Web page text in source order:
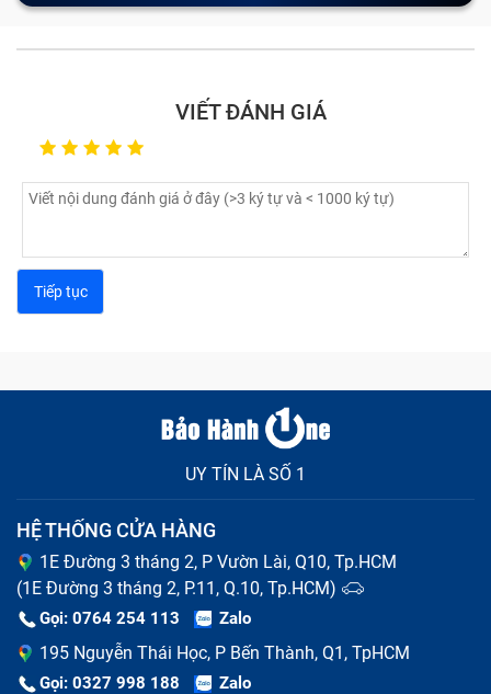
VIẾT ĐÁNH GIÁ
UY TÍN LÀ SỐ 1
HỆ THỐNG CỬA HÀNG
1E Đường 3 tháng 2, P Vườn Lài, Q10, Tp.HCM
(1E Đường 3 tháng 2, P.11, Q.10, Tp.HCM)
Gọi: 0764 254 113 Zalo
195 Nguyễn Thái Học, P Bến Thành, Q1, TpHCM
Gọi: 0327 998 188 Zalo